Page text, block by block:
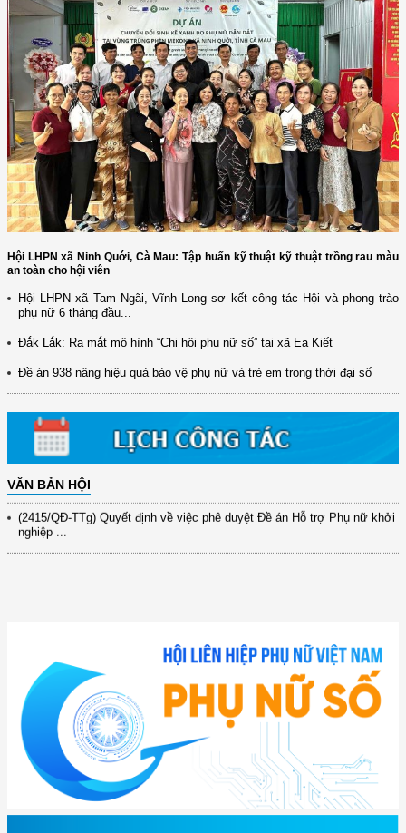
Hội LHPN xã Ninh Quới, Cà Mau: Tập huấn kỹ thuật kỹ thuật trồng rau màu
an toàn cho hội viên
Hội LHPN xã Tam Ngãi, Vĩnh Long sơ kết công tác Hội và phong trào
phụ nữ 6 tháng đầu...
Đắk Lắk: Ra mắt mô hình “Chi hội phụ nữ số” tại xã Ea Kiết
Đề án 938 nâng hiệu quả bảo vệ phụ nữ và trẻ em trong thời đại số
VĂN BẢN HỘI
(12/TB-HĐKH) V/v đăng ký, đề xuất nhiệm vụ Khoa học, công nghệ và
đổi mới ...
(898/KH/ĐCT) Kế hoạch thực hiện Quyết định số 2415/QĐ-TTg ngày
(417/QĐ-BNNMT) Quyết định phê duyệt Chương trình mục tiêu quốc gia
xây dựng ...
(891/KH-ĐCT) Kế hoạch thực hiện Nghị quyết số 72-NQ/TW ngày
9/9/2025 của Bộ ...
(2415/QĐ-TTg) Quyết định về việc phê duyệt Đề án Hỗ trợ Phụ nữ khởi
nghiệp ...